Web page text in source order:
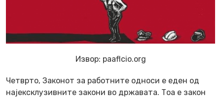
Извор: paaflcio.org
Четврто, Законот за работните односи е еден од
најексклузивните закони во државата. Тоа е закон